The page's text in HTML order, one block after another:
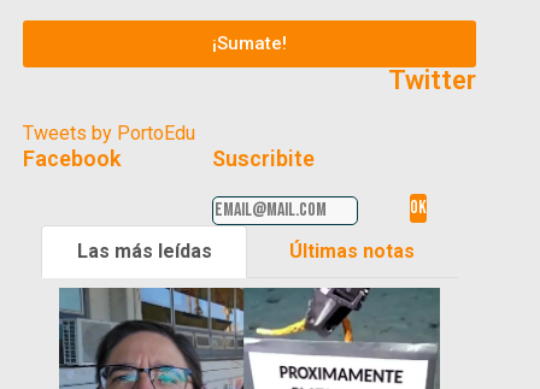
¡Sumate!
Twitter
Tweets by PortoEdu
Facebook Suscribite
Las más leídas Últimas notas